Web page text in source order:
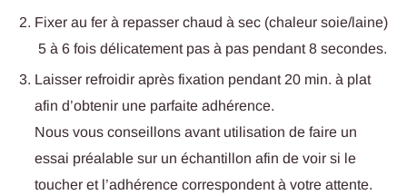
Fixer au fer à repasser chaud à sec (chaleur soie/laine)
5 à 6 fois délicatement pas à pas pendant 8 secondes.
Laisser refroidir après fixation pendant 20 min. à plat
afin d’obtenir une parfaite adhérence.
Nous vous conseillons avant utilisation de faire un
essai préalable sur un échantillon afin de voir si le
toucher et l’adhérence correspondent à votre attente.